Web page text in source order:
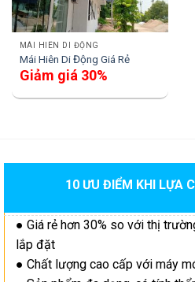
MÁI HIÊN DI ĐỘNG
Mái Hiên Di Động Giá Rẻ
Giảm giá 30%
10 ƯU ĐIỂM KHI LỰA
● Giá rẻ hơn 30% so với thị
lắp đặt
● Chất lượng cao cấp với máy